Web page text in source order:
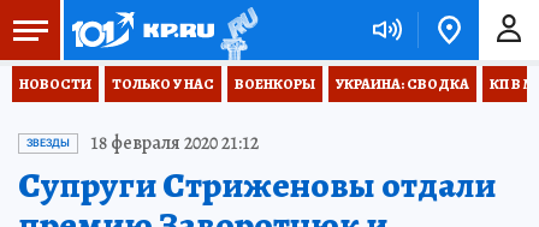
НОВОСТИ ТОЛЬКО У НАС ВОЕНКОРЫ УКРАИНА: СВОДКА КП В
ЗВЕЗДЫ 18 февраля 2020 21:12
Супруги Стриженовы отдали